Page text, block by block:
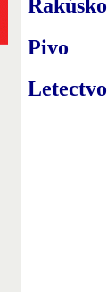
Rakúsko
Pivo
Letectvo